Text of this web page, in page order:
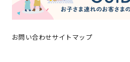
お問い合わせサイトマップ
みなとみらいポイントアプリ